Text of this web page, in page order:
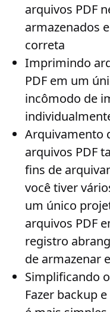
arquivos PDF
armazenados
correta
Imprimindo
PDF em um
incômodo de
Arquivamento
arquivos PDF
fins de
você tiver
um único
arquivos PDF
registro
de armazenar
Simplificando
Fazer backup